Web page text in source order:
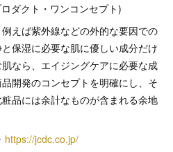
ダクト・ワンコンセプト)
えば紫外線などの外的な要因での
保湿に必要な肌に優しい成分だけ
なら、エイジングケアに必要な成
開発のコンセプトを明確にし、そ
品には余計なものが含まれる余地
https://jcdc.co.jp/